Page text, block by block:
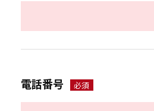
電話番号 必須